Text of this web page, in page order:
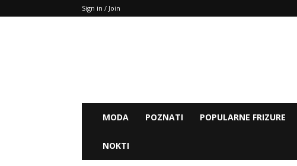
Sign in / Join
MODA POZNATI POPULARNE FRIZURE
NOKTI